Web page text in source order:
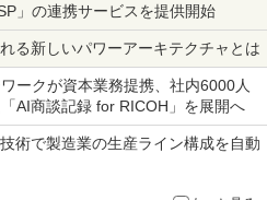
」の連携サービスを提供開始
る新しいパワーアーキテクチャとは
ークが資本業務提携、社内6000人
AI商談記録 for RICOH」を展開へ
術で製造業の生産ライン構成を自動